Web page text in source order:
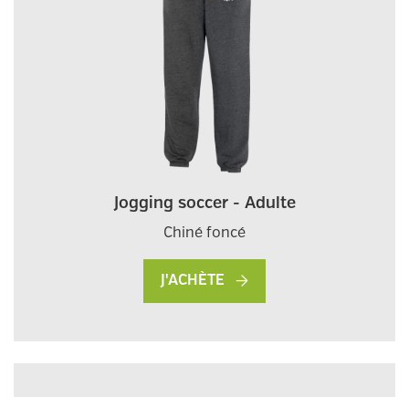
Jogging soccer - Adulte
Chiné foncé
J'ACHÈTE